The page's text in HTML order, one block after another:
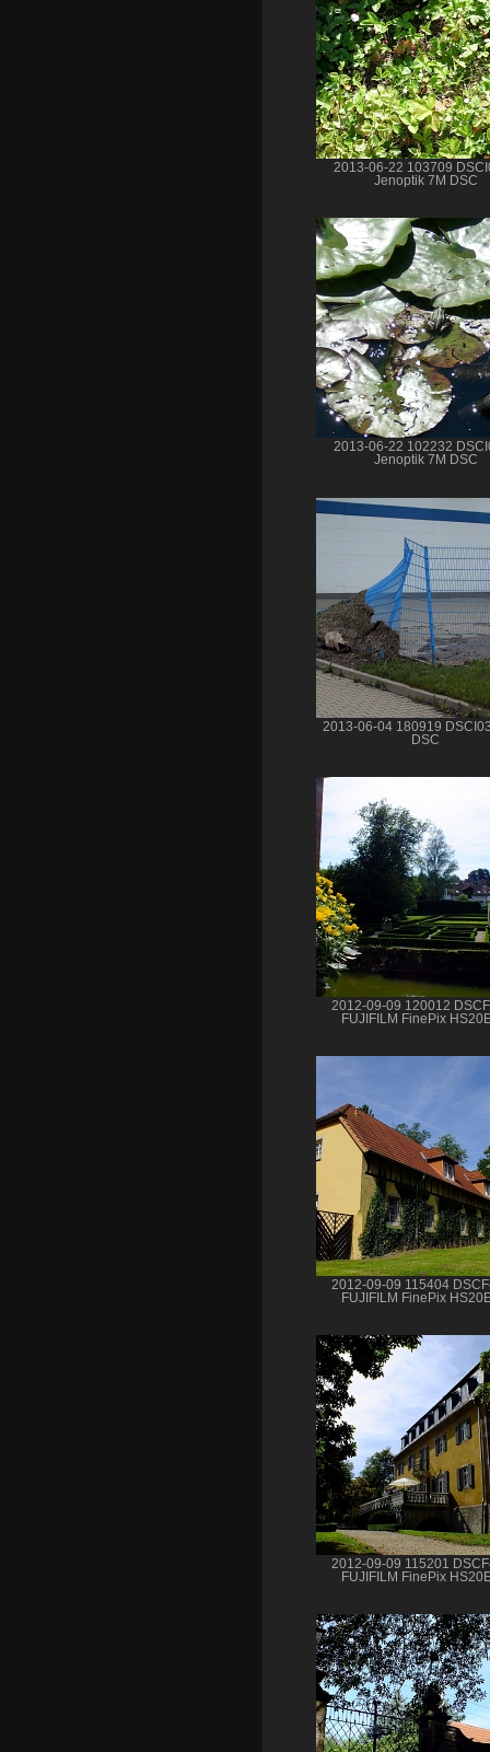
2013-06-22 103709
Jenoptik 7M DSC
2013-06-22 102232
Jenoptik 7M DSC
2013-06-04 180919
DSC
2012-09-09 120012
FUJIFILM FinePix
2012-09-09 115404
FUJIFILM FinePix
2012-09-09 115201
FUJIFILM FinePix